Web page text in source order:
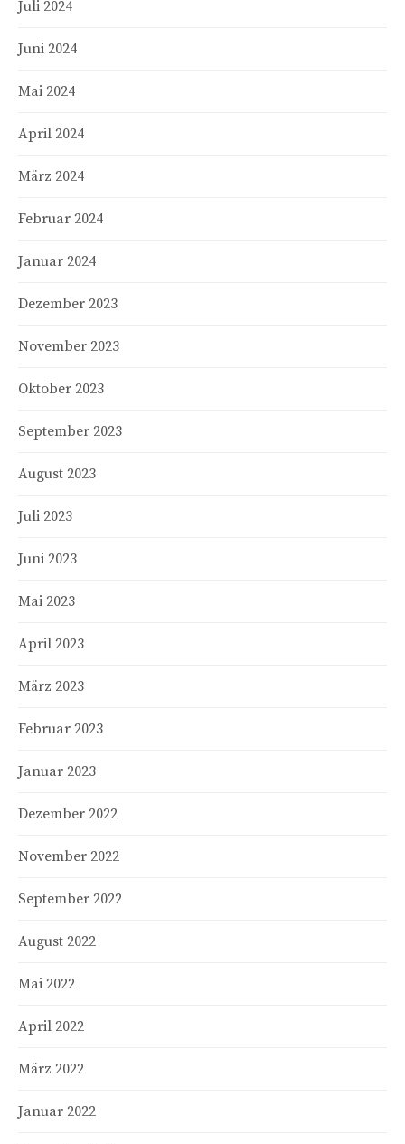
Juli 2024
Juni 2024
Mai 2024
April 2024
März 2024
Februar 2024
Januar 2024
Dezember 2023
November 2023
Oktober 2023
September 2023
August 2023
Juli 2023
Juni 2023
Mai 2023
April 2023
März 2023
Februar 2023
Januar 2023
Dezember 2022
November 2022
September 2022
August 2022
Mai 2022
April 2022
März 2022
Januar 2022